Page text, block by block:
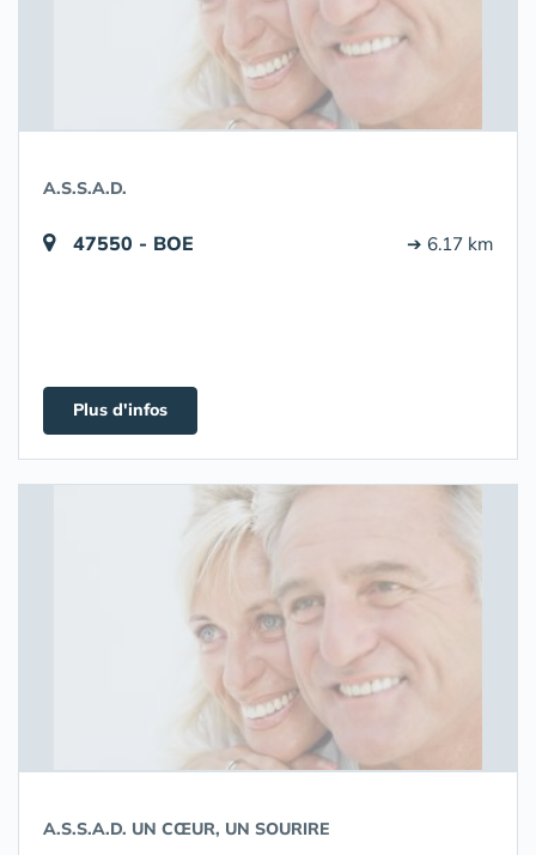
A.S.S.A.D.
47550 - BOE ➔ 6.17 km
Plus d'infos
A.S.S.A.D. UN CŒUR, UN SOURIRE